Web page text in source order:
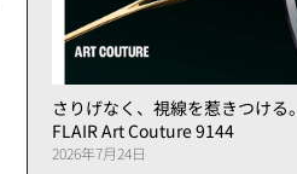
さりげなく、視線を惹きつける。
FLAIR Art Couture 9144
2026年7月24日